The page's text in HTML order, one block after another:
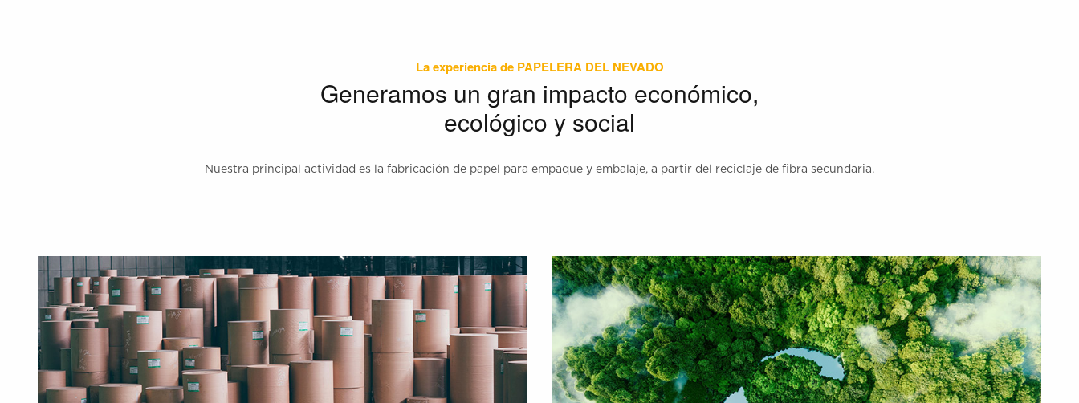
La experiencia de PAPELERA DEL NEVADO
Generamos un gran impacto económico,
ecológico y social
Nuestra principal actividad es la fabricación de papel para empaque y embalaje, a partir del reciclaje de fibra secundaria.